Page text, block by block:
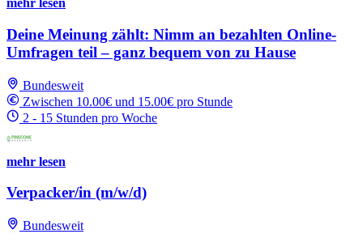
mehr lesen
Deine Meinung zählt: Nimm an bezahlten Online-
Umfragen teil – ganz bequem von zu Hause
Bundesweit
Zwischen 10.00€ und 15.00€ pro Stunde
2 - 15 Stunden pro Woche
mehr lesen
Verpacker/in (m/w/d)
Bundesweit